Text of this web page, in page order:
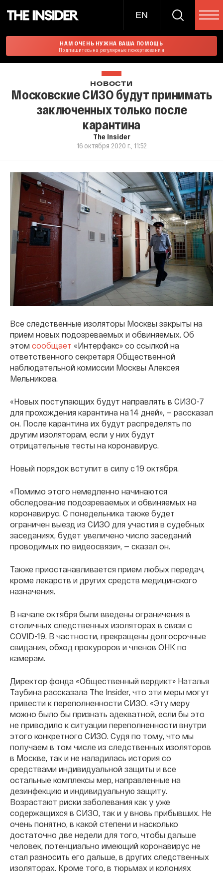
EN
НАМ ОЧЕНЬ НУЖНА ВАША ПОМОЩЬ
Подпишитесь на регулярные пожертвования
НОВОСТИ
Московские СИЗО будут принимать
заключенных только после
карантина
The Insider
16 октября 2020 г., 11:52
Все следственные изоляторы Москвы закрыты на
прием новых подозреваемых и обвиняемых. Об
этом сообщает «Интерфакс» со ссылкой на
ответственного секретаря Общественной
наблюдательной комиссии Москвы Алексея
Мельникова.
«Новых поступающих будут направлять в СИЗО-7
для прохождения карантина на 14 дней», — рассказал
он. После карантина их будут распределять по
другим изоляторам, если у них будут
отрицательные тесты на коронавирус.
Новый порядок вступит в силу с 19 октября.
«Помимо этого немедленно начинаются
обследование подозреваемых и обвиняемых на
коронавирус. С понедельника также будет
ограничен выезд из СИЗО для участия в судебных
заседаниях, будет увеличено число заседаний
проводимых по видеосвязи», — сказал он.
Также приостанавливается прием любых передач,
кроме лекарств и других средств медицинского
назначения.
В начале октября были введены ограничения в
столичных следственных изоляторах в связи с
COVID-19. В частности, прекращены долгосрочные
свидания, обход прокуроров и членов ОНК по
камерам.
Директор фонда «Общественный вердикт» Наталья
Таубина рассказала The Insider, что эти меры могут
привести к переполненности СИЗО. «Эту меру
можно было бы признать адекватной, если бы это
не приводило к ситуации переполненности внутри
этого конкретного СИЗО. Судя по тому, что мы
получаем в том числе из следственных изоляторов
в Москве, так и не наладилась история со
средствами индивидуальной защиты и все
остальные комплексы мер, направленные на
дезинфекцию и индивидуальную защиту.
Возрастают риски заболевания как у уже
содержащихся в СИЗО, так и у вновь прибывших. Не
очень понятно, в какой степени и насколько
достаточно две недели для того, чтобы дальше
человек, потенциально имеющий коронавирус не
стал разносить его дальше, в других следственных
изоляторах. Кроме того, в тюрьмах и колониях